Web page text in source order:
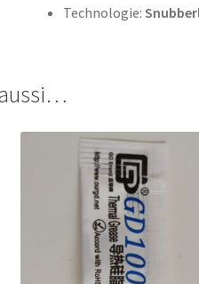
Technologie: